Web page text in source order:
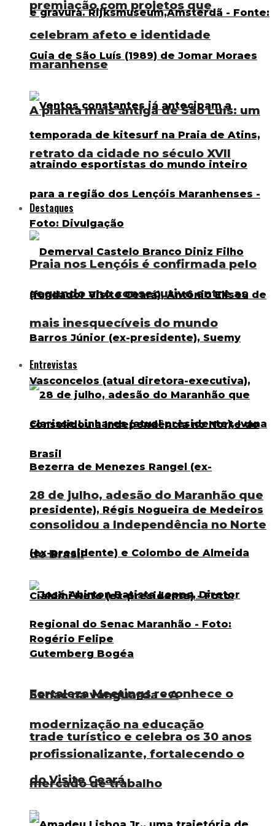
premiação com projetos que
celebram afeto e identidade
maranhense
Praia nos Lençóis é confirmada pelo
segundo ano consecutivo entre as
mais inesquecíveis do mundo
Entrevistas
28 de julho, adesão do Maranhão que
consolidou a Independência no Norte
do Brasil
Senac na vanguarda – A
modernização na educação
profissionalizante, fortalecendo o
mercado de trabalho
A planta mais antiga de São Luís: um
retrato da cidade no século XVII
Destaques
Fortaleza Meetings reconhece o
trade turístico e celebra os 30 anos
do Visite Ceará